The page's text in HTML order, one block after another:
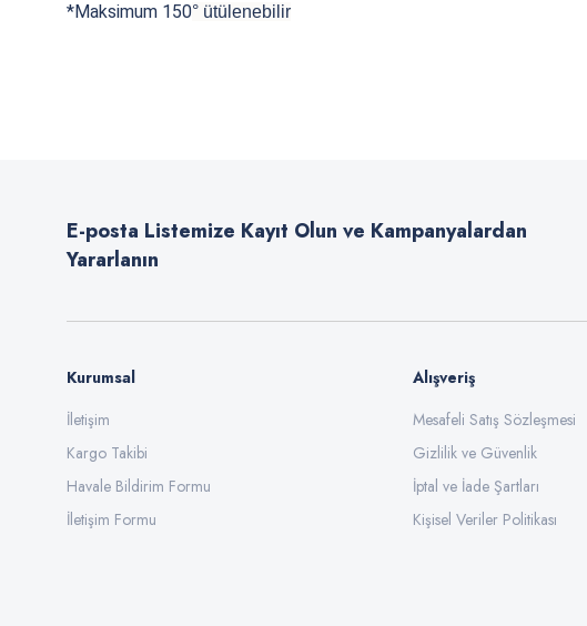
*Maksimum 150° ütülenebilir
Ürün bilgilerinde hatalar bulunuyor.
Ürün fiyatı diğer sitelerden daha pahalı.
E-posta Listemize Kayıt Olun ve Kampanyalardan
Yararlanın
Kurumsal
İletişim
Kargo Takibi
Havale Bildirim Formu
İletişim Formu
Alışveriş
Mesafeli Satış Sözleşmesi
Gizlilik ve Güvenlik
İptal ve İade Şartları
Kişisel Veriler Politikası